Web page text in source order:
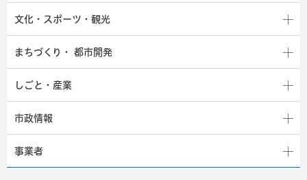
文化・スポーツ・観光
まちづくり・ 都市開発
しごと・産業
市政情報
事業者